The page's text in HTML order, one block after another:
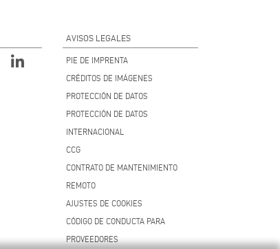
AVISOS LEGALES
PIE DE IMPRENTA
CRÉDITOS DE IMÁGENES
PROTECCIÓN DE DATOS
PROTECCIÓN DE DATOS
INTERNACIONAL
CCG
CONTRATO DE MANTENIMIENTO
REMOTO
AJUSTES DE COOKIES
CÓDIGO DE CONDUCTA PARA
PROVEEDORES